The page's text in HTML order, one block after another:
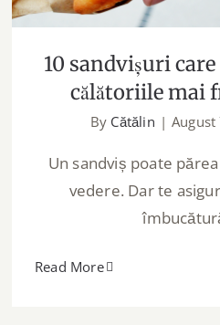
10 sandvișuri
călătoriile mai
By Cătălin |
Un sandviș poate
vedere. Dar te
Read More